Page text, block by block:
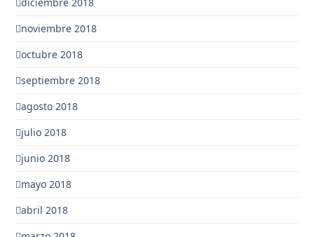
noviembre 2018
octubre 2018
septiembre 2018
agosto 2018
julio 2018
junio 2018
mayo 2018
abril 2018